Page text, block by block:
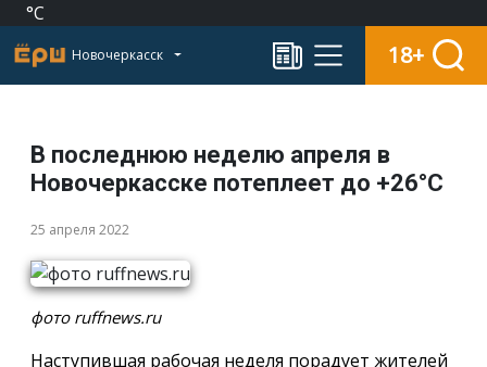
°C
Новочеркасск 18+
В последнюю неделю апреля в
Новочеркасске потеплеет до +26°C
25 апреля 2022
фото ruffnews.ru
Наступившая рабочая неделя порадует жителей